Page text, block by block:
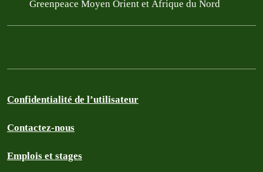
Greenpeace Moyen Orient et Afrique du Nord
Confidentialité de l’utilisateur
Contactez-nous
Emplois et stages